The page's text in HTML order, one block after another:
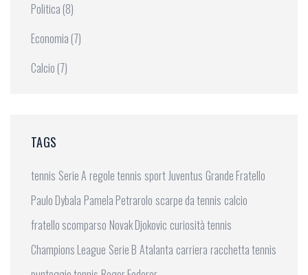
Politica (8)
Economia (7)
Calcio (7)
TAGS
tennis Serie A regole tennis sportJuventus Grande Fratello
Paulo Dybala Pamela Petrarolo scarpe da tennis calcio
fratello scomparso Novak Djokovic curiosità tennis
Champions League Serie B Atalanta carriera racchetta tennis